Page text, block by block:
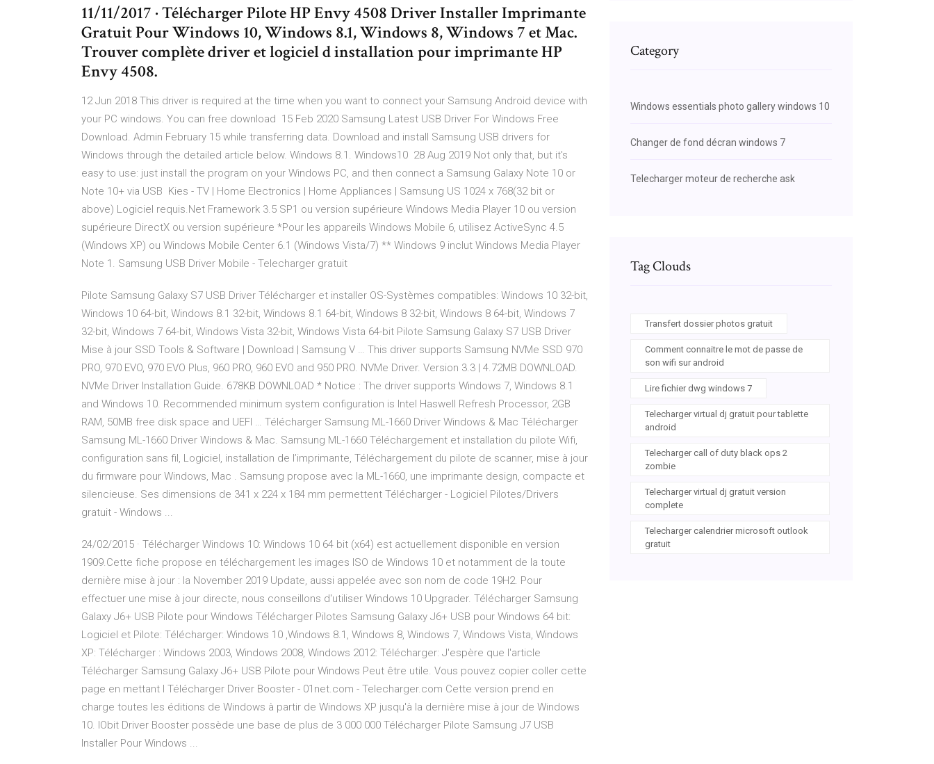
11/11/2017 · Télécharger Pilote HP Envy 4508 Driver Installer Imprimante
Gratuit Pour Windows 10, Windows 8.1, Windows 8, Windows 7 et Mac.
Trouver complète driver et logiciel d installation pour imprimante HP
Envy 4508.
12 Jun 2018 This driver is required at the time when you want to connect your Samsung Android device with
your PC windows. You can free download 15 Feb 2020 Samsung Latest USB Driver For Windows Free
Download. Admin February 15 while transferring data. Download and install Samsung USB drivers for
Windows through the detailed article below. Windows 8.1. Windows10 28 Aug 2019 Not only that, but it's
easy to use: just install the program on your Windows PC, and then connect a Samsung Galaxy Note 10 or
Note 10+ via USB Kies - TV | Home Electronics | Home Appliances | Samsung US 1024 x 768(32 bit or
above) Logiciel requis.Net Framework 3.5 SP1 ou version supérieure Windows Media Player 10 ou version
supérieure DirectX ou version supérieure *Pour les appareils Windows Mobile 6, utilisez ActiveSync 4.5
(Windows XP) ou Windows Mobile Center 6.1 (Windows Vista/7) ** Windows 9 inclut Windows Media Player
Note 1. Samsung USB Driver Mobile - Telecharger gratuit
Pilote Samsung Galaxy S7 USB Driver Télécharger et installer OS-Systèmes compatibles: Windows 10 32-bit,
Windows 10 64-bit, Windows 8.1 32-bit, Windows 8.1 64-bit, Windows 8 32-bit, Windows 8 64-bit, Windows 7
32-bit, Windows 7 64-bit, Windows Vista 32-bit, Windows Vista 64-bit Pilote Samsung Galaxy S7 USB Driver
Mise à jour SSD Tools & Software | Download | Samsung V … This driver supports Samsung NVMe SSD 970
PRO, 970 EVO, 970 EVO Plus, 960 PRO, 960 EVO and 950 PRO. NVMe Driver. Version 3.3 | 4.72MB DOWNLOAD.
NVMe Driver Installation Guide. 678KB DOWNLOAD * Notice : The driver supports Windows 7, Windows 8.1
and Windows 10. Recommended minimum system configuration is Intel Haswell Refresh Processor, 2GB
RAM, 50MB free disk space and UEFI … Télécharger Samsung ML-1660 Driver Windows & Mac Télécharger
Samsung ML-1660 Driver Windows & Mac. Samsung ML-1660 Téléchargement et installation du pilote Wifi,
configuration sans fil, Logiciel, installation de l’imprimante, Téléchargement du pilote de scanner, mise à jour
du firmware pour Windows, Mac . Samsung propose avec la ML-1660, une imprimante design, compacte et
silencieuse. Ses dimensions de 341 x 224 x 184 mm permettent Télécharger - Logiciel Pilotes/Drivers
gratuit - Windows ...
24/02/2015 · Télécharger Windows 10: Windows 10 64 bit (x64) est actuellement disponible en version
1909.Cette fiche propose en téléchargement les images ISO de Windows 10 et notamment de la toute
dernière mise à jour : la November 2019 Update, aussi appelée avec son nom de code 19H2. Pour
effectuer une mise à jour directe, nous conseillons d'utiliser Windows 10 Upgrader. Télécharger Samsung
Galaxy J6+ USB Pilote pour Windows Télécharger Pilotes Samsung Galaxy J6+ USB pour Windows 64 bit:
Logiciel et Pilote: Télécharger: Windows 10 ,Windows 8.1, Windows 8, Windows 7, Windows Vista, Windows
XP: Télécharger : Windows 2003, Windows 2008, Windows 2012: Télécharger: J'espère que l'article
Télécharger Samsung Galaxy J6+ USB Pilote pour Windows Peut être utile. Vous pouvez copier coller cette
page en mettant l Télécharger Driver Booster - 01net.com - Telecharger.com Cette version prend en
charge toutes les éditions de Windows à partir de Windows XP jusqu'à la dernière mise à jour de Windows
10. IObit Driver Booster possède une base de plus de 3 000 000 Télécharger Pilote Samsung J7 USB
Installer Pour Windows ...
Category
Windows essentials photo gallery windows 10
Changer de fond décran windows 7
Telecharger moteur de recherche ask
Tag Clouds
Transfert dossier photos gratuit
Comment connaitre le mot de passe de
son wifi sur android
Lire fichier dwg windows 7
Telecharger virtual dj gratuit pour tablette
android
Telecharger call of duty black ops 2
zombie
Telecharger virtual dj gratuit version
complete
Telecharger calendrier microsoft outlook
gratuit